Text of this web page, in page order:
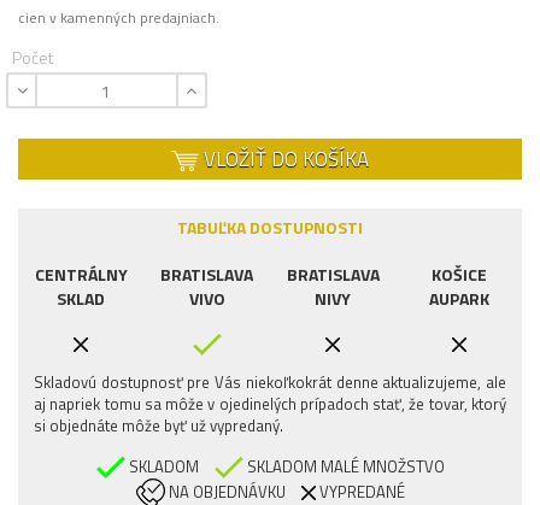
cien v kamenných predajniach.
Počet
VLOŽIŤ DO KOŠÍKA
TABUĽKA DOSTUPNOSTI
CENTRÁLNY
SKLAD
BRATISLAVA
VIVO
BRATISLAVA
NIVY
KOŠICE
AUPARK
Skladovú dostupnosť pre Vás niekoľkokrát denne aktualizujeme, ale
aj napriek tomu sa môže v ojedinelých prípadoch stať, že tovar, ktorý
si objednáte môže byť už vypredaný.
SKLADOM
SKLADOM MALÉ MNOŽSTVO
NA OBJEDNÁVKU
VYPREDANÉ